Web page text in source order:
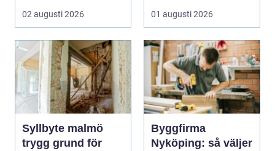
verkstaden till k...
02 augusti 2026
med ansvar för att
arbetsm...
01 augusti 2026
Syllbyte malmö
trygg grund för
Byggfirma
Nyköping: så väljer